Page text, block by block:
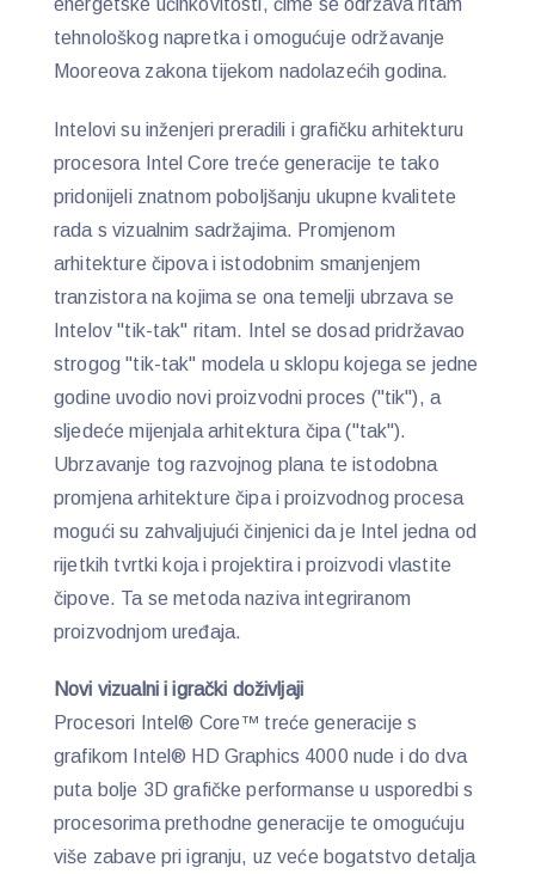
tehnološkog napretka i omogućuje održavanje
Mooreova zakona tijekom nadolazećih godina.
Intelovi su inženjeri preradili i grafičku arhitekturu
procesora Intel Core treće generacije te tako
pridonijeli znatnom poboljšanju ukupne kvalitete
rada s vizualnim sadržajima. Promjenom
arhitekture čipova i istodobnim smanjenjem
tranzistora na kojima se ona temelji ubrzava se
Intelov "tik-tak" ritam. Intel se dosad pridržavao
strogog "tik-tak" modela u sklopu kojega se jedne
godine uvodio novi proizvodni proces ("tik"), a
sljedeće mijenjala arhitektura čipa ("tak").
Ubrzavanje tog razvojnog plana te istodobna
promjena arhitekture čipa i proizvodnog procesa
mogući su zahvaljujući činjenici da je Intel jedna od
rijetkih tvrtki koja i projektira i proizvodi vlastite
čipove. Ta se metoda naziva integriranom
proizvodnjom uređaja.
Novi vizualni i igrački doživljaji
Procesori Intel® Core™ treće generacije s
grafikom Intel® HD Graphics 4000 nude i do dva
puta bolje 3D grafičke performanse u usporedbi s
procesorima prethodne generacije te omogućuju
više zabave pri igranju, uz veće bogatstvo detalja